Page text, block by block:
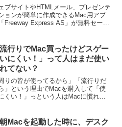
Freeway Express AS」が無
ール中。
ブサイトやHTMLメール、プレゼンテ
ョンが簡単に作成できるMac用アプ
Freeway Express AS」が無料セール
流行りでMac買ったけどスゲー
にくい！」って人はまだ使い
てない？
周りの皆が使ってるから」「流行りだ
」という理由でMacを購入して「使
くい！」っという人はMacに慣れて
Macを起動した時に、デスク